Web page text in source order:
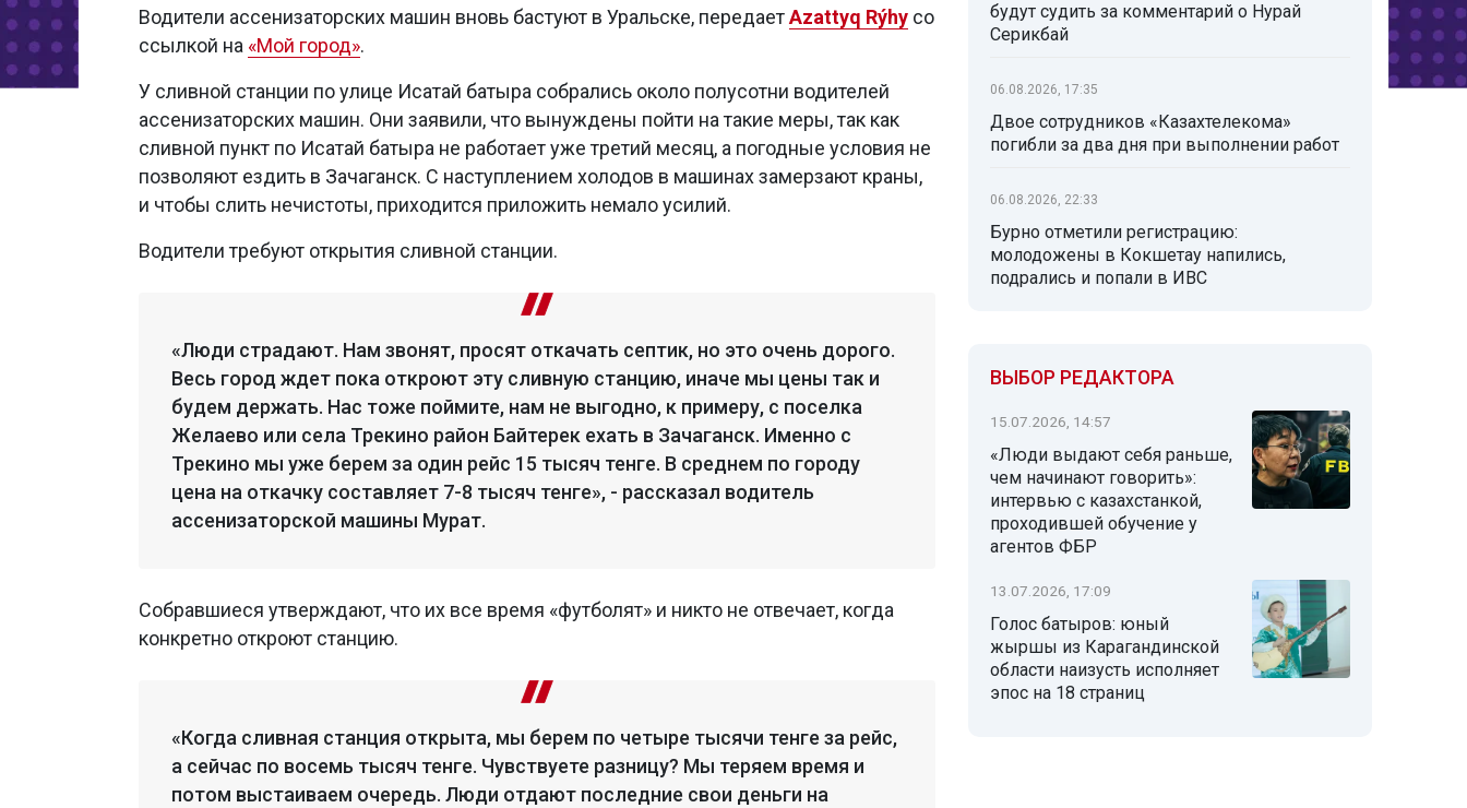
Водители ассенизаторских машин вновь бастуют в Уральске, передаетAzattyq Rýhy со
ссылкой на «Мой город».
У сливной станции по улице Исатай батыра собрались около полусотни водителей
ассенизаторских машин. Они заявили, что вынуждены пойти на такие меры, так как
сливной пункт по Исатай батыра не работает уже третий месяц, а погодные условия не
позволяют ездить в Зачаганск. С наступлением холодов в машинах замерзают краны,
и чтобы слить нечистоты, приходится приложить немало усилий.
Водители требуют открытия сливной станции.
«Люди страдают. Нам звонят, просят откачать септик, но это очень дорого.
Весь город ждет пока откроют эту сливную станцию, иначе мы цены так и
будем держать. Нас тоже поймите, нам не выгодно, к примеру, с поселка
Желаево или села Трекино район Байтерек ехать в Зачаганск. Именно с
Трекино мы уже берем за один рейс 15 тысяч тенге. В среднем по городу
цена на откачку составляет 7-8 тысяч тенге», - рассказал водитель
ассенизаторской машины Мурат.
Собравшиеся утверждают, что их все время «футболят» и никто не отвечает, когда
конкретно откроют станцию.
«Когда сливная станция открыта, мы берем по четыре тысячи тенге за рейс,
а сейчас по восемь тысяч тенге. Чувствуете разницу? Мы теряем время и
потом выстаиваем очередь. Люди отдают последние свои деньги на
будут судить за комментарий о Нурай
Серикбай
06.08.2026, 17:35
Двое сотрудников «Казахтелекома»
погибли за два дня при выполнении работ
06.08.2026, 22:33
Бурно отметили регистрацию:
молодожены в Кокшетау напились,
подрались и попали в ИВС
ВЫБОР РЕДАКТОРА
15.07.2026, 14:57
«Люди выдают себя раньше,
чем начинают говорить»:
интервью с казахстанкой,
проходившей обучение у
агентов ФБР
13.07.2026, 17:09
Голос батыров: юный
жыршы из Карагандинской
области наизусть исполняет
эпос на 18 страниц